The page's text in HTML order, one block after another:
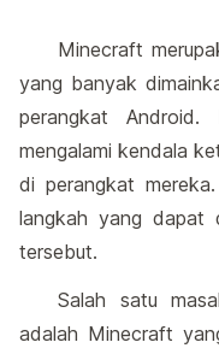
Minecraft
yang banyak
perangkat Android.
mengalami kendala
di perangkat
langkah yang dapat
tersebut.
Salah satu
adalah Minecraft